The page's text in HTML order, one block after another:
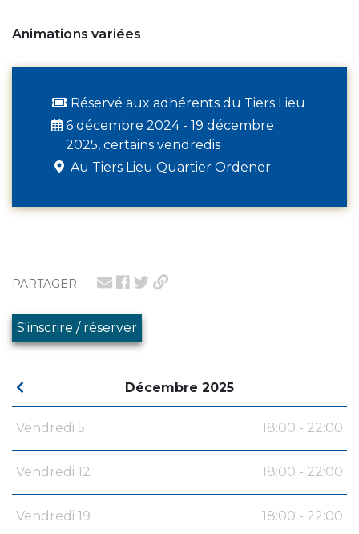
PARTAGER
S'inscrire / réserver
Décembre 2025
Vendredi 5 18:00 - 22:00
Vendredi 12 18:00 - 22:00
Vendredi 19 18:00 - 22:00
Animations variées
Réservé aux adhérents du Tiers Lieu
6 décembre 2024 - 19 décembre
2025, certains vendredis
Au Tiers Lieu Quartier Ordener